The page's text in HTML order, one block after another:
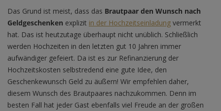
Das Grund ist meist, dass das Brautpaar den Wunsch nach
Geldgeschenken explizit in der Hochzeitseinladung vermerkt
hat. Das ist heutzutage überhaupt nicht unüblich. Schließlich
werden Hochzeiten in den letzten gut 10 Jahren immer
aufwändiger gefeiert. Da ist es zur Refinanzierung der
Hochzeitskosten selbstredend eine gute Idee, den
Geschenkewunsch Geld zu äußern! Wir empfehlen daher,
diesem Wunsch des Brautpaares nachzukommen. Denn im
besten Fall hat jeder Gast ebenfalls viel Freude an der großen